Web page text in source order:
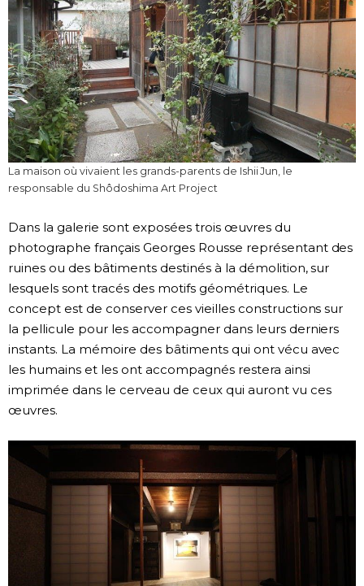
La maison où vivaient les grands-parents de Ishii Jun, le
responsable du Shôdoshima Art Project
Dans la galerie sont exposées trois œuvres du
photographe français Georges Rousse représentant des
ruines ou des bâtiments destinés à la démolition, sur
lesquels sont tracés des motifs géométriques. Le
concept est de conserver ces vieilles constructions sur
la pellicule pour les accompagner dans leurs derniers
instants. La mémoire des bâtiments qui ont vécu avec
les humains et les ont accompagnés restera ainsi
imprimée dans le cerveau de ceux qui auront vu ces
œuvres.